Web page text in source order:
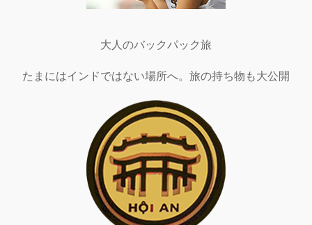
大人のバックパック旅
たまにはインドではない場所へ。旅の持ち物も大公開